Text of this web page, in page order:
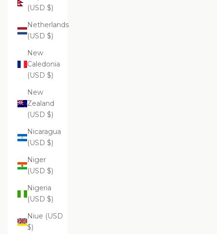
(USD $)
Netherlands
(USD $)
New
Caledonia
(USD $)
New
Zealand
(USD $)
Nicaragua
(USD $)
Niger
(USD $)
Nigeria
(USD $)
Niue (USD
$)